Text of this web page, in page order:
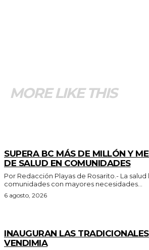
MORE LIKE THIS
SUPERA BC MÁS DE MILLÓN Y
DE SALUD EN COMUNIDADES
Por Redacción Playas de Rosarito.- La salud llega directamente a las
comunidades con mayores necesidades...
6 agosto, 2026
INAUGURAN LAS
VENDIMIA